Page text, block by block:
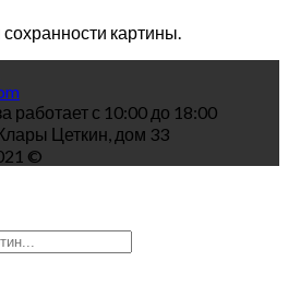
картины.
работает с 10:00 до 18:00
Цеткин, дом 33
©